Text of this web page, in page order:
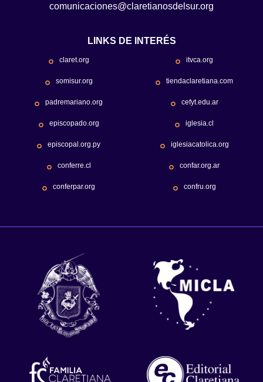
comunicaciones@claretianosdelsur.org
LINKS DE INTERÉS
claret.org itvca.org
somisur.org tiendaclaretiana.com
padremariano.org cefyt.edu.ar
episcopado.org iglesia.cl
episcopal.org.py iglesiacatolica.org
conferre.cl confar.org.ar
conferpar.org confru.org